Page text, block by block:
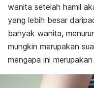
wanita setelah hamil
yang lebih besar
banyak wanita,
mungkin merupakan
mengapa ini